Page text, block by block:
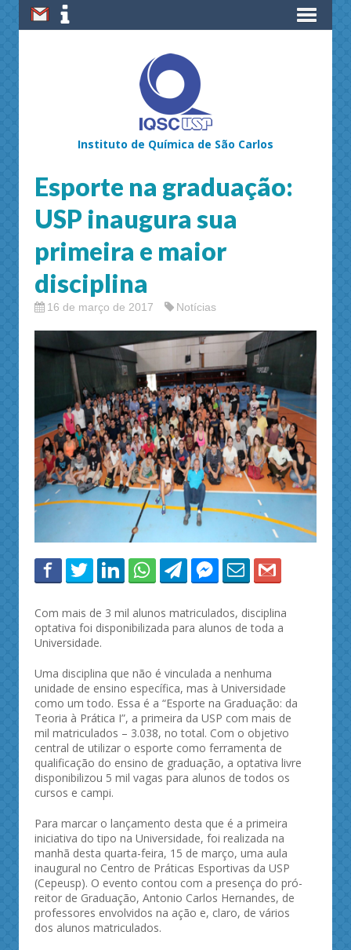
Instituto de Química de São Carlos
Esporte na graduação:
USP inaugura sua
primeira e maior
disciplina
16 de março de 2017 Notícias
Com mais de 3 mil alunos matriculados, disciplina
optativa foi disponibilizada para alunos de toda a
Universidade.
Uma disciplina que não é vinculada a nenhuma
unidade de ensino específica, mas à Universidade
como um todo. Essa é a “Esporte na Graduação: da
Teoria à Prática I”, a primeira da USP com mais de
mil matriculados – 3.038, no total. Com o objetivo
central de utilizar o esporte como ferramenta de
qualificação do ensino de graduação, a optativa livre
disponibilizou 5 mil vagas para alunos de todos os
cursos e campi.
Para marcar o lançamento desta que é a primeira
iniciativa do tipo na Universidade, foi realizada na
manhã desta quarta-feira, 15 de março, uma aula
inaugural no Centro de Práticas Esportivas da USP
(Cepeusp). O evento contou com a presença do pró-
reitor de Graduação, Antonio Carlos Hernandes, de
professores envolvidos na ação e, claro, de vários
dos alunos matriculados.